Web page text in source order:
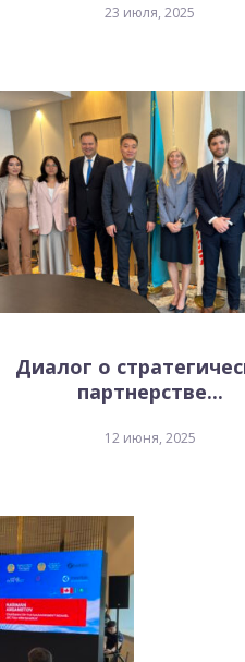
23 июля, 2025
Диалог о
партнерстве...
12 июня, 2025